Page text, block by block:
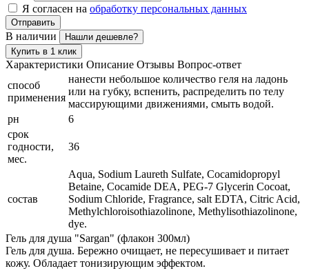
Я согласен на обработку персональных данных
Отправить
В наличии
Нашли дешевле?
Купить в 1 клик
Характеристики Описание Отзывы Вопрос-ответ
способ
применения
нанести небольшое количество геля на ладонь
или на губку, вспенить, распределить по телу
массирующими движениями, смыть водой.
рн
6
срок
годности,
мес.
36
состав
Aqua, Sodium Laureth Sulfate, Cocamidopropyl
Betaine, Cocamide DEA, PEG-7 Glycerin Cocoat,
Sodium Chloride, Fragrance, salt EDTA, Citric Acid,
Methylchloroisothiazolinone, Methylisothiazolinone,
dye.
Гель для душа "Sargan" (флакон 300мл)
Гель для душа. Бережно очищает, не пересушивает и питает
кожу. Обладает тонизирующим эффектом.